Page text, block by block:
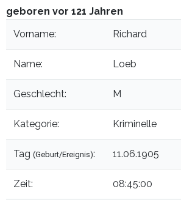
geboren vor 121 Jahren
Vorname:
Richard
Name: Loeb
Geschlecht: M
Kategorie: Kriminelle
Tag (Geburt/Ereignis): 11.06.1905
Zeit: 08:45:00